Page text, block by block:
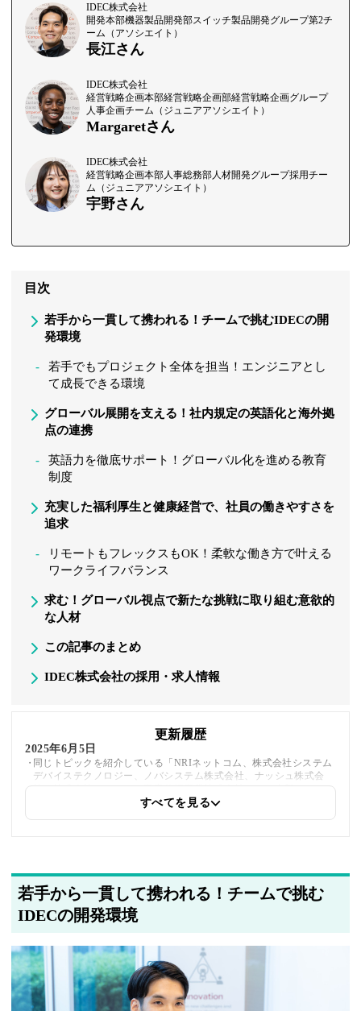
IDEC株式会社
開発本部機器製品開発部スイッチ製品開発グループ第2チ
ーム（アソシエイト）
長江さん
IDEC株式会社
経営戦略企画本部経営戦略企画部経営戦略企画グループ
人事企画チーム（ジュニアアソシエイト）
Margaretさん
IDEC株式会社
経営戦略企画本部人事総務部人材開発グループ採用チー
ム（ジュニアアソシエイト）
宇野さん
目次
若手から一貫して携われる！チームで挑むIDECの開
発環境
若手でもプロジェクト全体を担当！エンジニアとし
て成長できる環境
グローバル展開を支える！社内規定の英語化と海外拠
点の連携
英語力を徹底サポート！グローバル化を進める教育
制度
充実した福利厚生と健康経営で、社員の働きやすさを
追求
リモートもフレックスもOK！柔軟な働き方で叶える
ワークライフバランス
求む！グローバル視点で新たな挑戦に取り組む意欲的
な人材
この記事のまとめ
IDEC株式会社の採用・求人情報
更新履歴
2025年6月5日
同じトピックを紹介している「NRIネットコム、株式会社システム
デバイステクノロジー、ノバシステム株式会社、ナッシュ株式会
社、株式会社フツパー、平安伸銅工業株式会社」への内部リンクを
すべてを見る
若手から一貫して携われる！チームで挑む
IDECの開発環境